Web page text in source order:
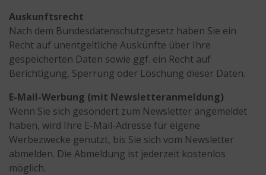
Auskunftsrecht
Nach dem Bundesdatenschutzgesetz haben Sie ein
Recht auf unentgeltliche Auskünfte über Ihre
gespeicherten Daten sowie ggf. ein Recht auf
Berichtigung, Sperrung oder Löschung dieser Daten.
E-Mail-Werbung (mit Newsletteranmeldung)
Wenn Sie sich gesondert zum Newsletter angemeldet
haben, wird Ihre E-Mail-Adresse für eigene
Werbezwecke genutzt, bis Sie sich vom Newsletter
abmelden. Die Abmeldung ist jederzeit kostenlos
möglich.